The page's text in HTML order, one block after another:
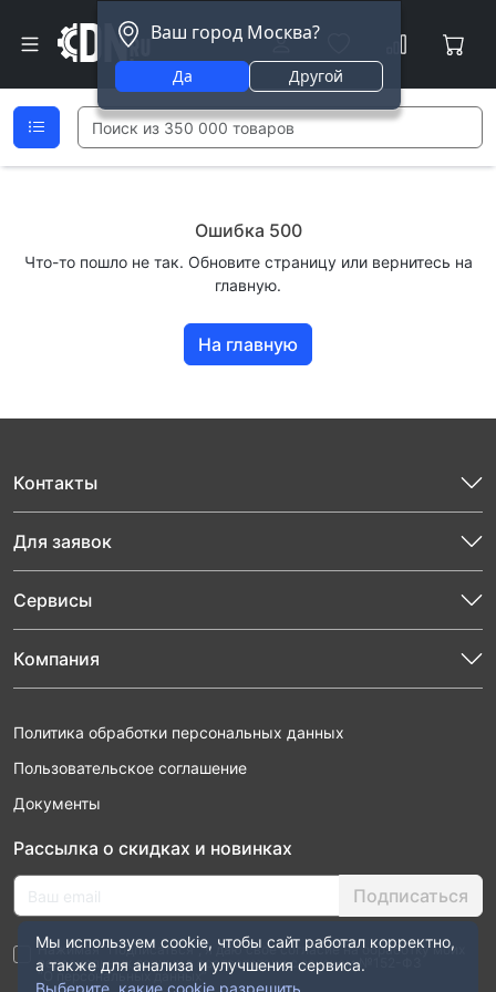
Ваш город Москва?
Да Другой
Ошибка 500
Что-то пошло не так. Обновите страницу или вернитесь на
главную.
На главную
Контакты
Для заявок
Сервисы
Компания
Политика обработки персональных данных
Пользовательское соглашение
Документы
Рассылка о скидках и новинках
Подписаться
Нажимая “Подписаться”, я даю свое согласие на обработку моих
персональных данных в соответствии с законом №152-ФЗ
“О персональных данных”
Мы используем cookie, чтобы сайт работал корректно,
а также для анализа и улучшения сервиса.
Выберите, какие cookie разрешить